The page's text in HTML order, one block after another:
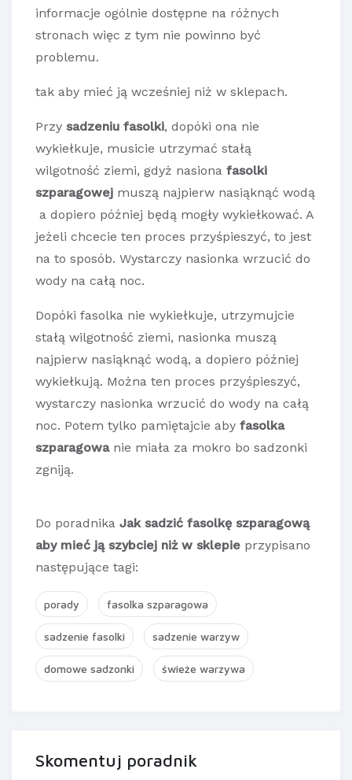
informacje ogólnie dostępne na różnych
stronach więc z tym nie powinno być
problemu.
tak aby mieć ją wcześniej niż w sklepach.
Przy sadzeniu fasolki, dopóki ona nie
wykiełkuje, musicie utrzymać stałą
wilgotność ziemi, gdyż nasiona fasolki
szparagowej muszą najpierw nasiąknąć wodą
a dopiero później będą mogły wykiełkować. A
jeżeli chcecie ten proces przyśpieszyć, to jest
na to sposób. Wystarczy nasionka wrzucić do
wody na całą noc.
Dopóki fasolka nie wykiełkuje, utrzymujcie
stałą wilgotność ziemi, nasionka muszą
najpierw nasiąknąć wodą, a dopiero później
wykiełkują. Można ten proces przyśpieszyć,
wystarczy nasionka wrzucić do wody na całą
noc. Potem tylko pamiętajcie aby fasolka
szparagowanie miała za mokro bo sadzonki
zgniją.
Do poradnika Jak sadzić fasolkę szparagową
aby mieć ją szybciej niż w sklepie przypisano
następujące tagi:
porady fasolka szparagowa
sadzenie fasolki sadzenie warzyw
domowe sadzonki świeże warzywa
Skomentuj poradnik